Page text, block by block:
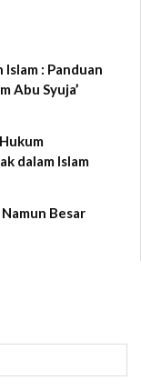
: Panduan
Abu Syuja’
dalam Islam
Besar